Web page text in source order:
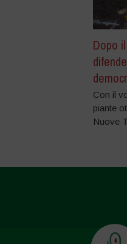
Dopo
Con il
piante
Nuove